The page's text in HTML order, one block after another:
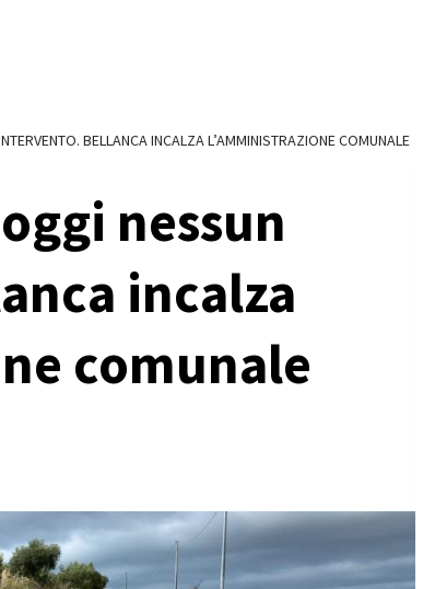
BELLANCA INCALZA L’AMMINISTRAZIONE COMUNALE
nessun
incalza
comunale